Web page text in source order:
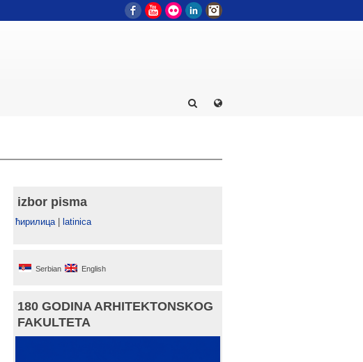
FacebookYouTube
Flickr LinkedIn
izbor pisma
ћирилица| latinica
Serbian English
180 GODINA ARHITEKTONSKOG
FAKULTETA